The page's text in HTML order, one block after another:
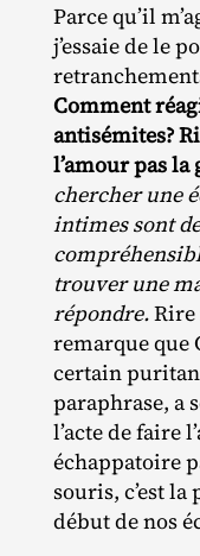
Parce qu’il
j’essaie de le
Comment
antisémites?
l’amour pas la
chercher une
intimes sont
trouver une
répondre.Rire
remarque que
certain
paraphrase, a
l’acte de faire
échappatoire
souris, c’est
début de nos